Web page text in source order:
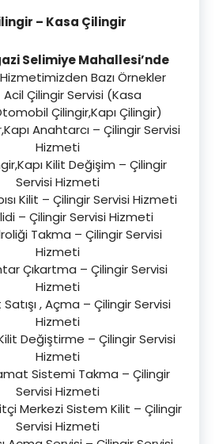
– Kasa Çilingir
Selimiye Mahallesi’nde
Hizmetimizden Bazı Örnekler
Çilingir Servisi (Kasa
Çilingir,Kapı Çilingir)
Anahtarcı – Çilingir Servisi
Hizmeti
Kilit Değişim – Çilingir
Servisi Hizmeti
Kilit – Çilingir Servisi Hizmeti
– Çilingir Servisi Hizmeti
Takma – Çilingir Servisi
Hizmeti
Çıkartma – Çilingir Servisi
Hizmeti
, Açma – Çilingir Servisi
Hizmeti
Değiştirme – Çilingir Servisi
Hizmeti
Sistemi Takma – Çilingir
Servisi Hizmeti
Merkezi Sistem Kilit – Çilingir
Servisi Hizmeti